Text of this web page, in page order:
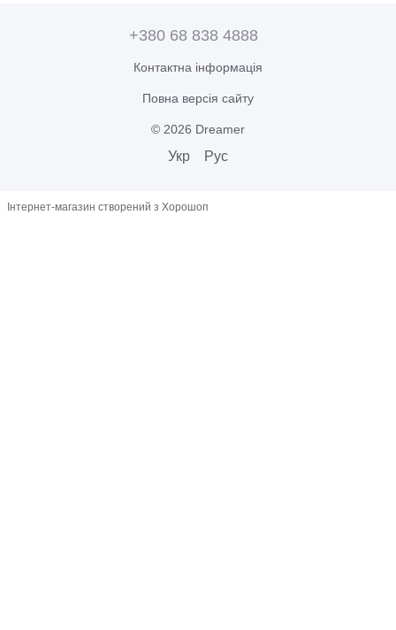
+380 68 838 4888
Контактна інформація
Повна версія сайту
© 2026 Dreamer
Укр Рус
Інтернет-магазин створений з Хорошоп